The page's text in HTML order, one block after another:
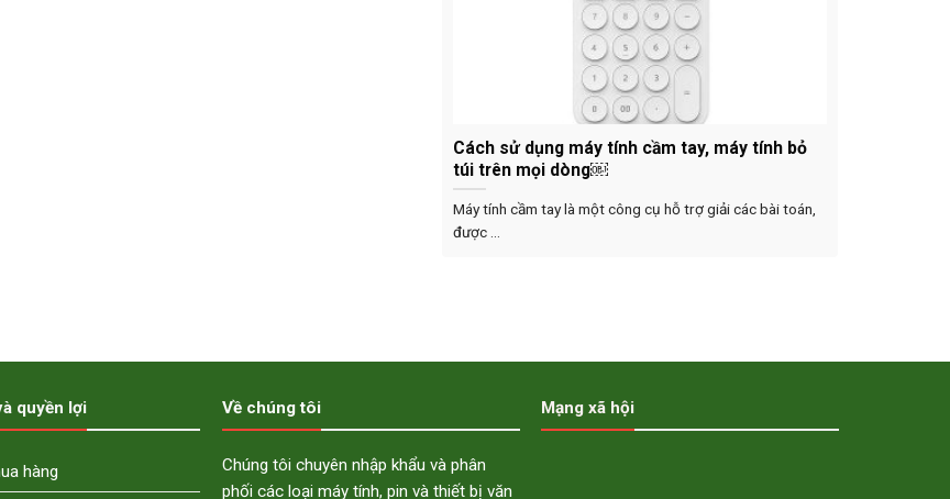
Cách sử dụng máy tính cầm tay, máy tính bỏ
túi trên mọi dòng￼
Máy tính cầm tay là một công cụ hỗ trợ giải các bài toán,
được ...
quyền lợi
hàng
Về chúng tôi
Chúng tôi chuyên nhập khẩu và phân
phối các loại máy tính, pin và thiết bị văn
Mạng xã hội